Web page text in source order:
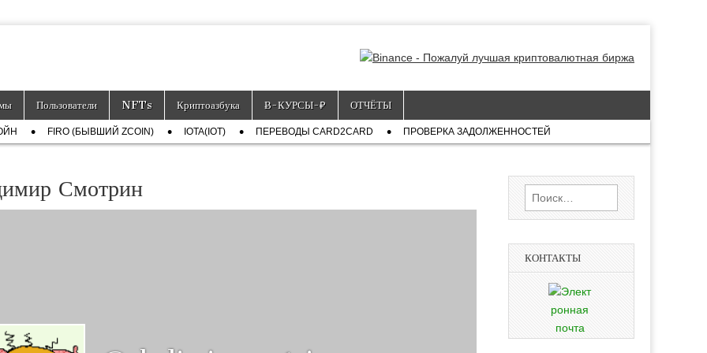
Пользователи NFTs Криптоазбука Ƀ-КУРСЫ-₽ ОТЧЁТЫ
FIRO (БЫВШИЙ ZCOIN) IOTA(IOT) ПЕРЕВОДЫ CARD2CARD ПРОВЕРКА ЗАДОЛЖЕННОСТЕЙ
Смотрин Найти:
КОНТАКТЫ